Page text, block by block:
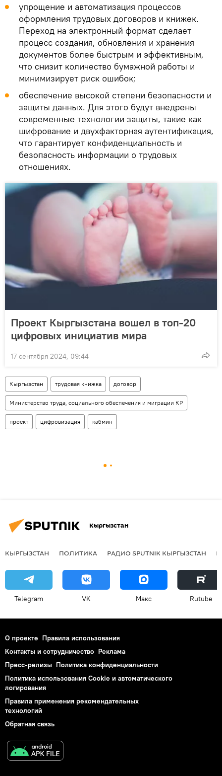
упрощение и автоматизация процессов
оформления трудовых договоров и книжек.
Переход на электронный формат сделает
процесс создания, обновления и хранения
документов более быстрым и эффективным,
что снизит количество бумажной работы и
минимизирует риск ошибок;
обеспечение высокой степени безопасности и
защиты данных. Для этого будут внедрены
современные технологии защиты, такие как
шифрование и двухфакторная аутентификация,
что гарантирует конфиденциальность и
безопасность информации о трудовых
отношениях.
Проект Кыргызстана вошел в топ-20
цифровых инициатив мира
17 сентября 2024, 09:44
Кыргызстан трудовая книжка договор
Министерство труда, социального обеспечения и миграции КР
проект цифровизация кабмин
Кыргызстан
КЫРГЫЗСТАН ПОЛИТИКА РАДИО SPUTNIK КЫРГЫЗСТАН
Telegram VK Макс Rutube
О проекте Правила использования
Контакты и сотрудничество Реклама
Пресс-релизы Политика конфиденциальности
Политика использования Cookie и автоматического
логирования
Правила применения рекомендательных
технологий
Обратная связь